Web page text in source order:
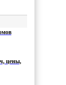
цены,